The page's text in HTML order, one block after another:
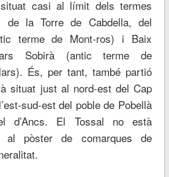
casi al límit dels termes
de la Torre de Cabdella, del
terme de Mont-ros) i Baix
Sobirà (antic terme de
És, per tant, també partió
situat just al nord-est del Cap
sud-est del poble de Pobellà
d’Ancs. El Tossal no està
al pòster de comarques de